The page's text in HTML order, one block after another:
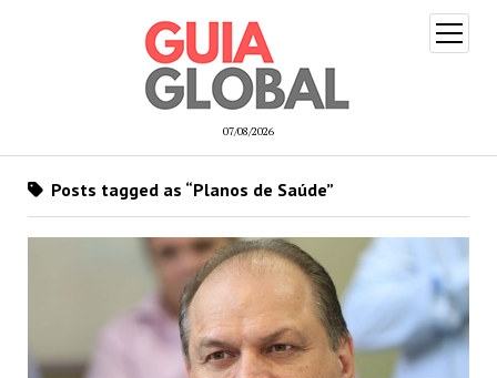
07/08/2026
open
menu
Posts tagged as “Planos de Saúde”